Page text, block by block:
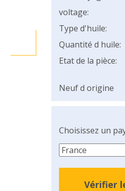
voltage:
Type d'huile:
Quantité d huile:
Etat de la pièce:
Neuf d origine
Choisissez un
Vérifier